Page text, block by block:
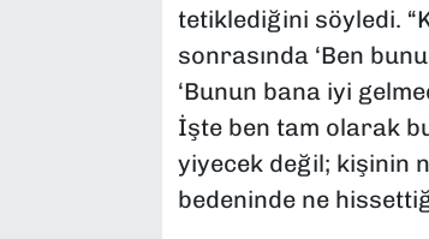
tetiklediğini söyledi.
sonrasında ‘Ben
‘Bunun bana iyi
İşte ben tam olarak
yiyecek değil; kişinin
bedeninde ne